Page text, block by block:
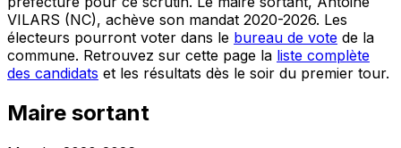
VILARS (NC), achève son mandat 2020-2026. Les
électeurs pourront voter dans le bureau de vote de la
commune. Retrouvez sur cette page la liste complète
des candidats et les résultats dès le soir du premier tour.
Maire sortant